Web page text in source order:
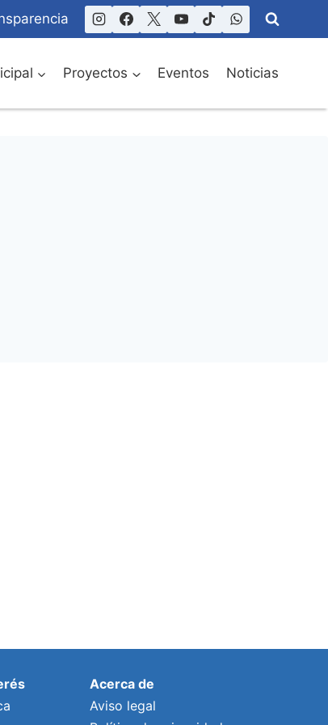
Proyectos Eventos Noticias
Acerca de
Aviso legal